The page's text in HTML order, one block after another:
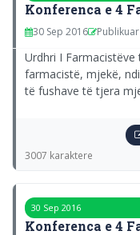
Konferenca e 4
30 Sep 2016
Urdhri I
farmacistë, mjekë,
të fushave të tjera
3007 karaktere
30 Sep 2016
Konferenca e 4